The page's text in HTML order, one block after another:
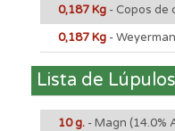
0,187 Kg - Copos de
0,187 Kg -
Lista de Lúpulos
10 g. - Magn (14.0%